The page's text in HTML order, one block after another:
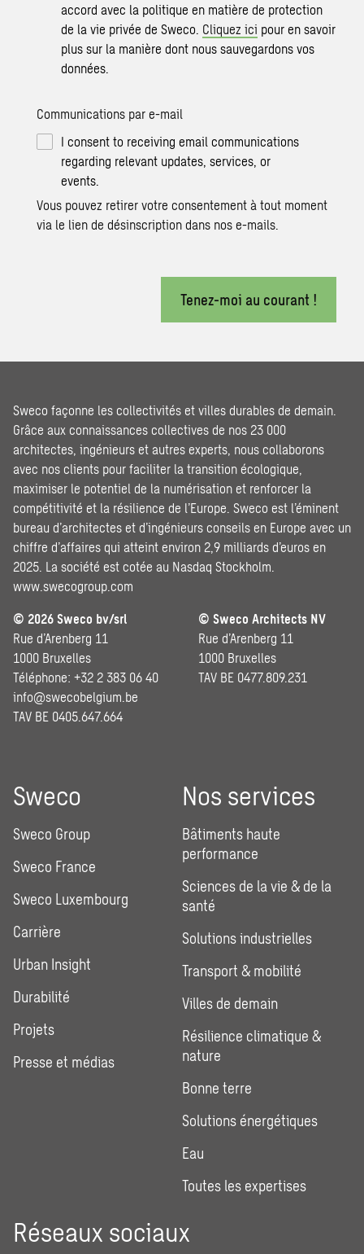
accord avec la politique en matière de protection
de la vie privée de Sweco. Cliquez ici pour en savoir
plus sur la manière dont nous sauvegardons vos
données.
Communications par e-mail
I consent to receiving email communications
regarding relevant updates, services, or
events.
Vous pouvez retirer votre consentement à tout moment
via le lien de désinscription dans nos e-mails.
Tenez-moi au courant !
Sweco façonne les collectivités et villes durables de demain.
Grâce aux connaissances collectives de nos 23 000
architectes, ingénieurs et autres experts, nous collaborons
avec nos clients pour faciliter la transition écologique,
maximiser le potentiel de la numérisation et renforcer la
compétitivité et la résilience de l’Europe. Sweco est l’éminent
bureau d’architectes et d’ingénieurs conseils en Europe avec un
chiffre d’affaires qui atteint environ 2,9 milliards d’euros en
2025. La société est cotée au Nasdaq Stockholm.
www.swecogroup.com
© 2026 Sweco bv/srl
Rue d’Arenberg 11
1000 Bruxelles
Téléphone: +32 2 383 06 40
info@swecobelgium.be
TAV BE 0405.647.664
© Sweco Architects NV
Rue d’Arenberg 11
1000 Bruxelles
TAV BE 0477.809.231
Sweco
Sweco Group
Sweco France
Sweco Luxembourg
Carrière
Urban Insight
Durabilité
Projets
Presse et médias
Nos services
Bâtiments haute
performance
Sciences de la vie & de la
santé
Solutions industrielles
Transport & mobilité
Villes de demain
Résilience climatique &
nature
Bonne terre
Solutions énergétiques
Eau
Toutes les expertises
Réseaux sociaux